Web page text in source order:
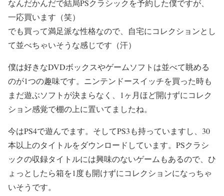
なんだかんだで結局PSクラシックを予約した僕ですが、
一応買います（笑）
でも買って満足派な性格なので、自宅にコレクションとし
て並べちゃいそうな感じです（汗）
僕は好きなDVDボックスやゲームソフトは並べて眺める
のが1つの趣味です。ニンテンドースイッチを買った時も
まだ遊ぶソフトが決まらなく、1ヶ月ほど開けずにコレク
ション感覚で棚の上に置いてましたね。
今はPS4で遊んでます。そしてPS3も持っていますし、30
本以上のタイトルをダウンロードしています。PSクラシ
ックの収録タイトルには興味のないゲームもあるので、ひ
ょっとしたら箱を1度も開けずにコレクションになっちゃ
いそうです。